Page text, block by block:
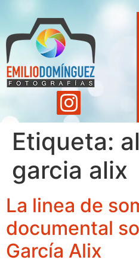
Etiqueta:
garcia alix
La linea de
documental
García Alix